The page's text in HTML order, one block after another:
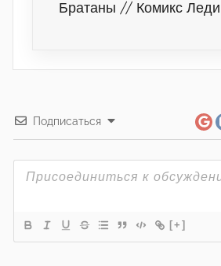
Братаны // Комикс
Подписаться
[+]